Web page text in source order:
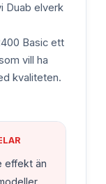
Duab elverk
Basic ett
vill ha
kvaliteten.
effekt än